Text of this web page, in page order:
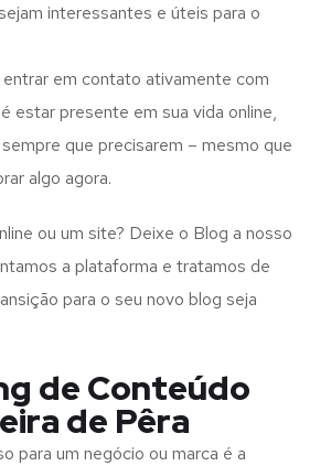
interessantes e úteis para o
em contato ativamente com
estar presente em sua vida online,
que precisarem – mesmo que
algo agora.
ou um site? Deixe o Blog a nosso
a plataforma e tratamos de
para o seu novo blog seja
de Conteúdo
de Pêra
para um negócio ou marca é a